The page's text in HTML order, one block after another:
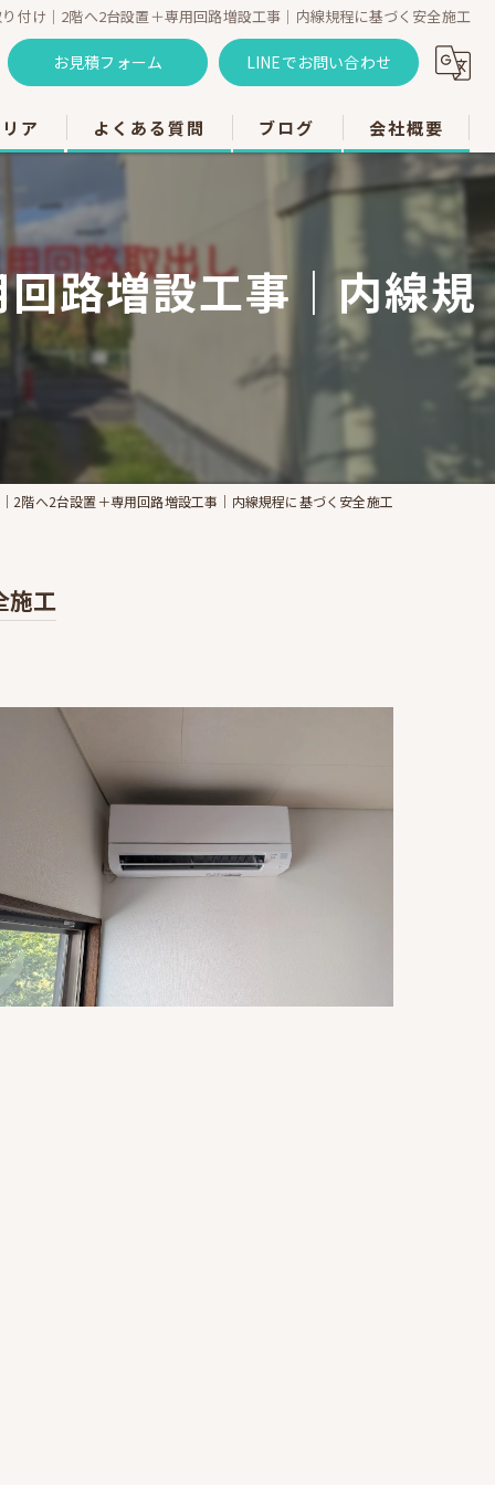
付け｜2階へ2台設置＋専用回路増設工事｜内線規程に基づく安全施工
お見積フォーム LINEでお問い合わせ
ア
エアコン工事
アコン工事
アコン工事
エアコン工事
エアコン工事
よくある質問 ブログ 会社概要
路増設工事｜内線規
2階へ2台設置＋専用回路増設工事｜内線規程に基づく安全施工
施工